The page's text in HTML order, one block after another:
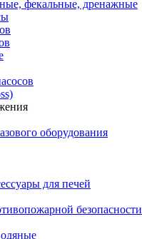
фекальные, дренажные
оборудования
для печей
безопасности